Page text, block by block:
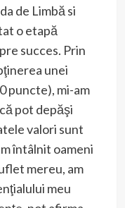
de Limbă si
o etapă
succes. Prin
unei
puncte), mi-am
pot depăşi
valori sunt
întâlnit oameni
mereu, am
meu